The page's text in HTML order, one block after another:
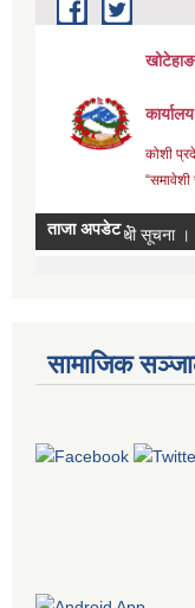
सामाजिक